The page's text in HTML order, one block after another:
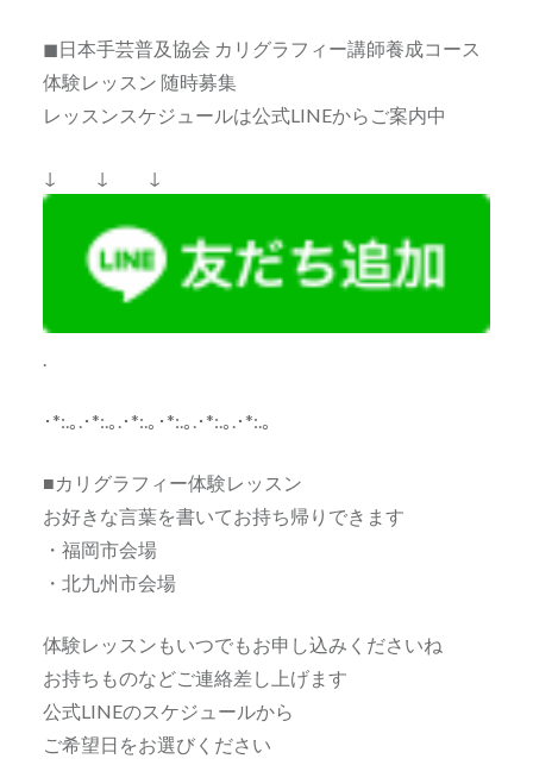
◼日本手芸普及協会 カリグラフィー講師養成コース
体験レッスン 随時募集
レッスンスケジュールは公式LINEからご案内中
↓ ↓ ↓
.
･*:.｡.･*:.｡.･*:.｡･*:.｡.･*:.｡.･*:.｡
■カリグラフィー体験レッスン
お好きな言葉を書いてお持ち帰りできます
・福岡市会場
・北九州市会場
体験レッスンもいつでもお申し込みくださいね
お持ちものなどご連絡差し上げます
公式LINEのスケジュールから
ご希望日をお選びください